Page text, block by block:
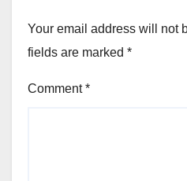
Your email address will not
fields are marked *
Comment*